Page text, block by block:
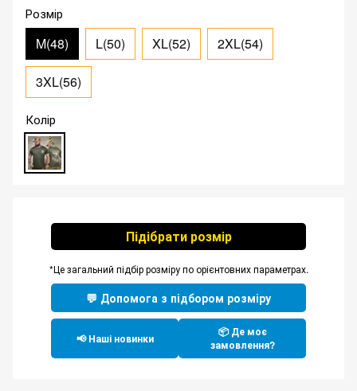
Розмір
M(48) L(50) XL(52) 2XL(54)
3XL(56)
Колір
Підібрати розмір
*Це загальний підбір розміру по орієнтовних параметрах.
💬 Допомога з підбором розміру
📢 Наші новинки
📦 Де моє
замовлення?